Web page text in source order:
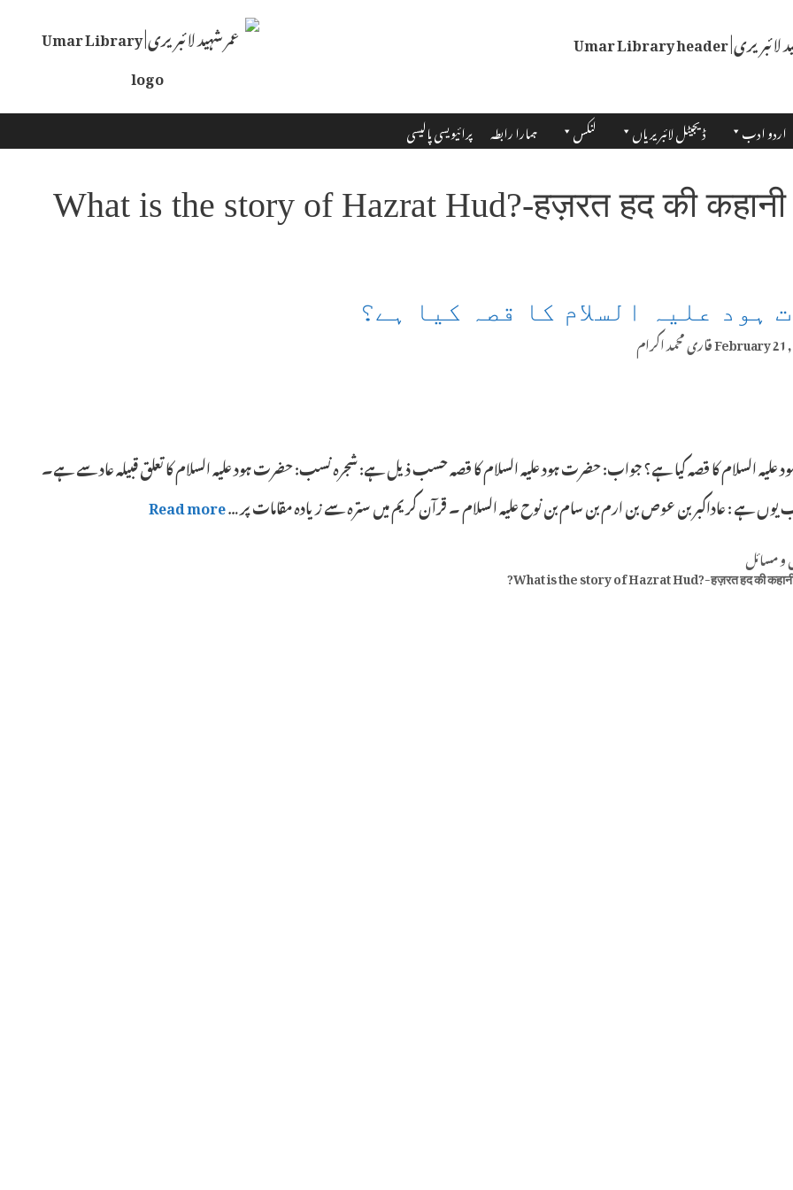
اردو ادب ڈیجیٹل لائبریریاں لنکس ہمارا رابطہ پرائیویسی پالیسی
What is the story of Hazrat Hud?-हज़रत हद की कहानी
ہود علیہ السلام کا قصہ کیا ہے؟
Februaryقاری محمد اکرام
السلام کا قصہ کیا ہے؟ جواب: حضرت ہود علیہ السلام کا قصہ حسب ذیل ہے: شجرہ نسب: حضرت ہود علیہ السلام کا تعلق قبیلہ عاد سے ہے۔
یوں ہے : عاداکبر بن عوص بن ارم بن سام بن نوح علیہ السلام ۔ قرآن کریم میں سترہ سے زیادہ مقامات پر …Read more
و مسائل
What is the story of Hazrat Hud?-हज़रत हद की कहानी